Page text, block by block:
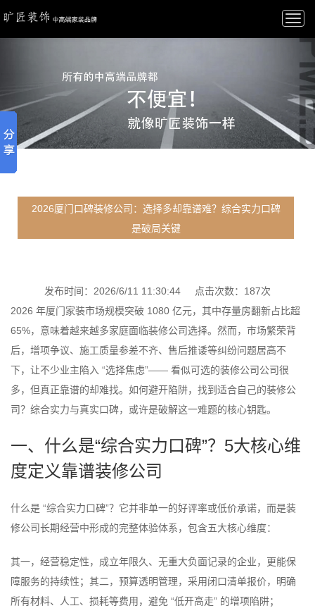
2026厦门口碑装修公司：选择多却靠谱难？综合实力口碑
是破局关键
发布时间：2026/6/11 11:30:44 点击次数：187次
2026 年厦门家装市场规模突破 1080 亿元，其中存量房翻新占比超
65%，意味着越来越多家庭面临装修公司选择。然而，市场繁荣背
后，增项争议、施工质量参差不齐、售后推诿等纠纷问题居高不
下，让不少业主陷入 “选择焦虑”—— 看似可选的装修公司公司很
多，但真正靠谱的却难找。如何避开陷阱，找到适合自己的装修公
司？综合实力与真实口碑，或许是破解这一难题的核心钥匙。
一、什么是“综合实力口碑”？5大核心维
度定义靠谱装修公司
什么是 “综合实力口碑”？它并非单一的好评率或低价承诺，而是装
修公司长期经营中形成的完整体验体系，包含五大核心维度：
其一，经营稳定性，成立年限久、无重大负面记录的企业，更能保
障服务的持续性；其二，预算透明管理，采用闭口清单报价，明确
所有材料、人工、损耗等费用，避免 “低开高走” 的增项陷阱；